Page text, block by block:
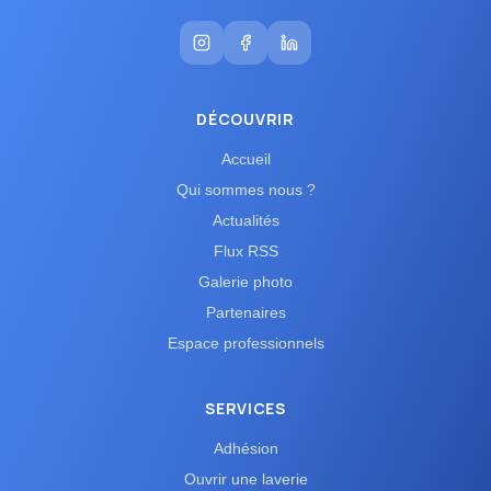
DÉCOUVRIR
Accueil
Qui sommes nous ?
Actualités
Flux RSS
Galerie photo
Partenaires
Espace professionnels
SERVICES
Adhésion
Ouvrir une laverie